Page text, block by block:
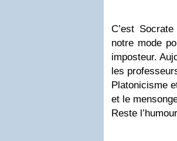
C’est
notre mode
imposteur.
les
Platonicisme
et le
Reste